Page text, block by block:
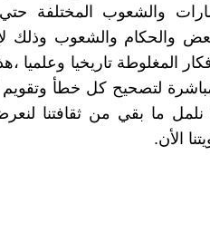
والشعوب المختلفة
والحكام والشعوب وذلك
المغلوطة تاريخيا وعلميا
لتصحيح كل خطأ
نلمل ما بقي من ثقافتنا
الأن.